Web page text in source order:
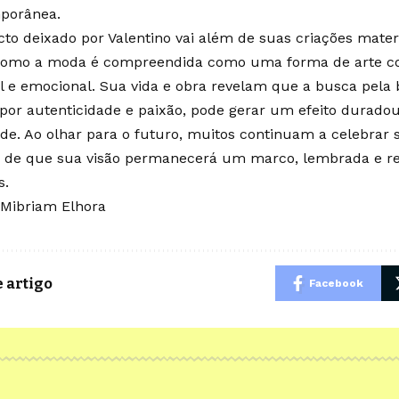
deixado por Valentino vai além de suas criações
a moda é compreendida como uma forma de arte
emocional. Sua vida e obra revelam que a busca pela
autenticidade e paixão, pode gerar um efeito
Ao olhar para o futuro, muitos continuam a celebrar
de que sua visão permanecerá um marco, lembrada e
Elhora
artigo Facebook